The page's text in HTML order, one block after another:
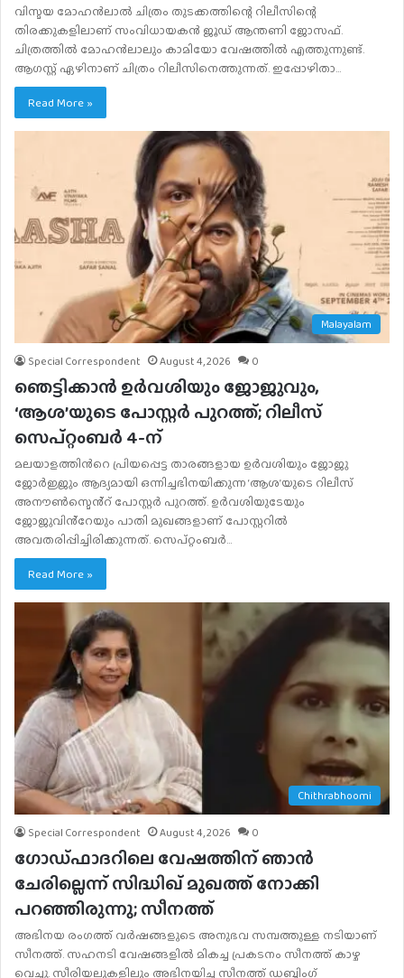
വിസ്മയ മോഹൻലാൽ ചിത്രം തുടക്കത്തിന്റെ റിലീസിന്റെ
തിരക്കുകളിലാണ് സംവിധായകൻ ജൂഡ് ആന്തണി ജോസഫ്.
ചിത്രത്തിൽ മോഹൻലാലും കാമിയോ വേഷത്തിൽ എത്തുന്നുണ്ട്.
ആഗസ്റ്റ് ഏഴിനാണ് ചിത്രം റിലീസിനെത്തുന്നത്. ഇപ്പോഴിതാ…
Read More »
Malayalam
Special Correspondent August 4, 2026 0
ഞെട്ടിക്കാൻ ഉർവശിയും ജോജുവും,
‘ആശ’യുടെ പോസ്റ്റർ പുറത്ത്; റിലീസ്
സെപ്റ്റംബർ 4-ന്
മലയാളത്തിന്‍റെ പ്രിയപ്പെട്ട താരങ്ങളായ ഉർവശിയും ജോജു
ജോർജ്ജും ആദ്യമായി ഒന്നിച്ചഭിനയിക്കുന്ന ‘ആശ’യുടെ റിലീസ്
അനൗൺസ്മെൻ്റ് പോസ്റ്റർ പുറത്ത്. ഉർവശിയുടേയും
ജോജുവിൻ്റേയും പാതി മുഖങ്ങളാണ് പോസ്റ്ററിൽ
അവതരിപ്പിച്ചിരിക്കുന്നത്. സെപ്റ്റംബർ…
Read More »
Chithrabhoomi
Special Correspondent August 4, 2026 0
ഗോഡ്ഫാദറിലെ വേഷത്തിന് ഞാൻ
ചേരില്ലെന്ന് സിദ്ധിഖ് മുഖത്ത് നോക്കി
പറഞ്ഞിരുന്നു; സീനത്ത്
അഭിനയ രം​ഗത്ത് വർഷങ്ങളുടെ അനുഭവ സമ്പത്തുള്ള നടിയാണ്
സീനത്ത്. സഹനടി വേഷങ്ങളിൽ മികച്ച പ്രകടനം സീനത്ത് കാഴ്ച
വെച്ചു. സീരിയലുകളിലും അഭിനയിച്ച സീനത്ത് ഡബ്ബിം​ഗ്